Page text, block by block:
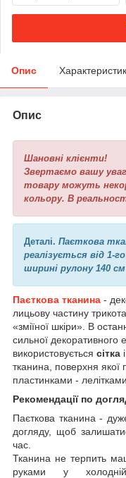
Опис
Опис
Шановні клієнти!
Звертаємо вашу
товару можуть
кольору. В
Деталі. Паєткова
реалізується від 1-
ширині рулону 140
Паєткова тканина -
лицьову частину
«зміїної шкіри». В
сильної декоративного
використовується сітка
тканина, поверхня
пластинками - лелітками.
Рекомендації по
Паєткова тканина -
догляду, щоб
час.
Тканина не терпить
руками у